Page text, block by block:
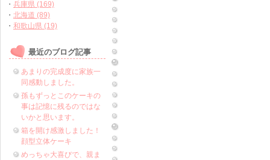
・ 兵庫県 (169)
・ 北海道 (89)
・ 和歌山県 (19)
最近のブログ記事
あまりの完成度に家族一
同感動しました。
孫もずっとこのケーキの
事は記憶に残るのではな
いかと思います。
箱を開け感激しました！
顔型立体ケーキ
めっちゃ大喜びで、親ま